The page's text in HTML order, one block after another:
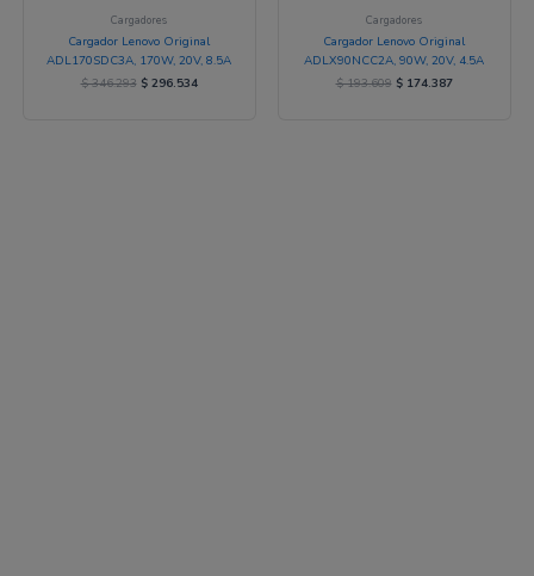
Cargadores
Cargador Lenovo Original
ADL170SDC3A, 170W, 20V, 8.5A
$346.293 $296.534
Cargadores
Cargador Lenovo Original
ADLX90NCC2A, 90W, 20V, 4.5A
$193.609 $174.387